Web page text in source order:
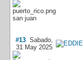
san juan
#13 Sabado,
31 May 2025